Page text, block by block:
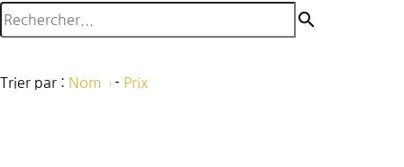
search
Trier par : Nom - Prix